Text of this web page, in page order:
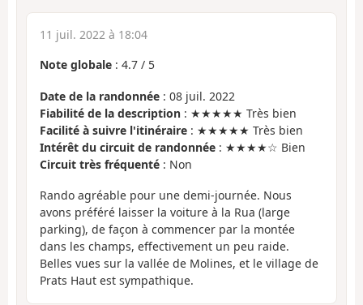
11 juil. 2022 à 18:04
Note globale : 4.7 / 5
Date de la randonnée : 08 juil. 2022
Fiabilité de la description : ★★★★★ Très bien
Facilité à suivre l'itinéraire : ★★★★★ Très bien
Intérêt du circuit de randonnée : ★★★★☆ Bien
Circuit très fréquenté : Non
Rando agréable pour une demi-journée. Nous
avons préféré laisser la voiture à la Rua (large
parking), de façon à commencer par la montée
dans les champs, effectivement un peu raide.
Belles vues sur la vallée de Molines, et le village de
Prats Haut est sympathique.